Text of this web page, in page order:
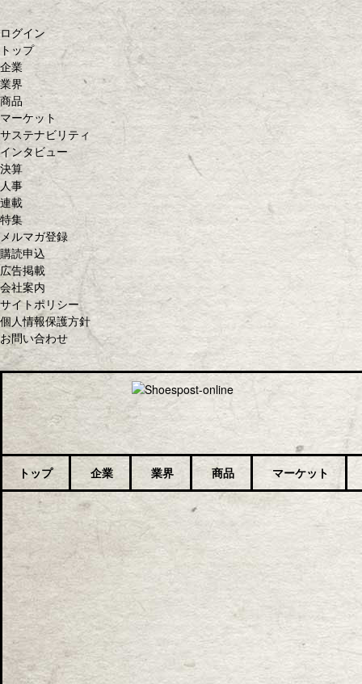
ログイン
トップ
企業
業界
商品
マーケット
サステナビリティ
インタビュー
決算
人事
連載
特集
メルマガ登録
購読申込
広告掲載
会社案内
サイトポリシー
個人情報保護方針
お問い合わせ
トップ 企業 業界 商品 マーケット